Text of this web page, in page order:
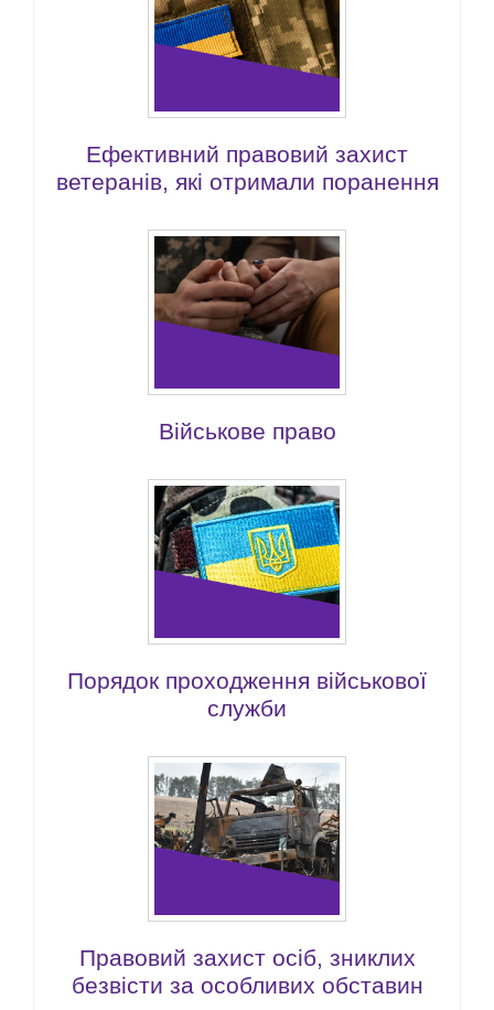
Ефективний правовий захист
ветеранів, які отримали поранення
Військове право
Порядок проходження військової
служби
Правовий захист осіб, зниклих
безвісти за особливих обставин